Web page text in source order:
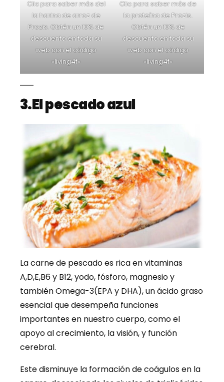
Clic para saber más del
la harina de arroz de
Prozis. Obtén un 10% de
descuento en toda su
web con el código
«living4f»
Clic para saber más de
la proteína de Prozis.
Obtén un 10% de
descuento en toda su
web con el código
«living4f»
3.El pescado azul
La carne de pescado es rica en vitaminas
A,D,E,B6 y B12, yodo, fósforo, magnesio y
también Omega-3(EPA y DHA), un ácido graso
esencial que desempeña funciones
importantes en nuestro cuerpo, como el
apoyo al crecimiento, la visión, y función
cerebral.
Este disminuye la formación de coágulos en la